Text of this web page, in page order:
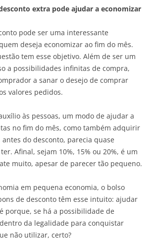
extra pode ajudar a economizar
pode ser uma interessante
deseja economizar ao fim do mês.
tem esse objetivo. Além de ser um
a possibilidades infinitas de compra,
a sanar o desejo de comprar
valores pedidos.
às pessoas, um modo de ajudar a
no fim do mês, como também adquirir
do desconto, parecia quase
Afinal, sejam 10%, 15% ou 20%, é um
muito, apesar de parecer tão pequeno.
em pequena economia, o bolso
de desconto têm esse intuito: ajudar
porque, se há a possibilidade de
da legalidade para conquistar
não utilizar, certo?